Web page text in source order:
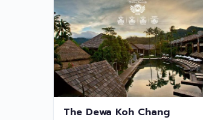
The Dewa Koh Chang